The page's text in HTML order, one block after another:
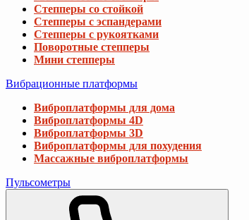
Степперы со стойкой
Степперы с эспандерами
Степперы с рукоятками
Поворотные степперы
Мини степперы
Вибрационные платформы
Виброплатформы для дома
Виброплатформы 4D
Виброплатформы 3D
Виброплатформы для похудения
Массажные виброплатформы
Пульсометры